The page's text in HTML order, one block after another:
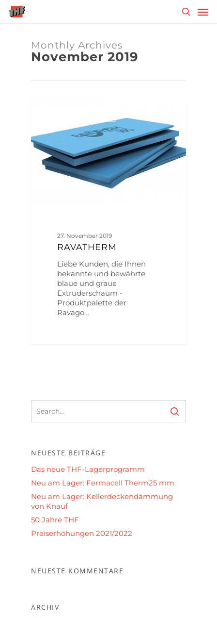
Skip
Monthly Archives
November 2019
27. November 2019
RAVATHERM
Liebe Kunden, die Ihnen
bekannte und bewährte
blaue und graue
Extruderschaum -
Produktpalette der
Ravago…
NEUESTE BEITRÄGE
Das neue THF-Lagerprogramm
Neu am Lager: Fermacell Therm25 mm
Neu am Lager: Kellerdeckendämmung
von Knauf
50 Jahre THF
Preiserhöhungen 2021/2022
NEUESTE KOMMENTARE
ARCHIV